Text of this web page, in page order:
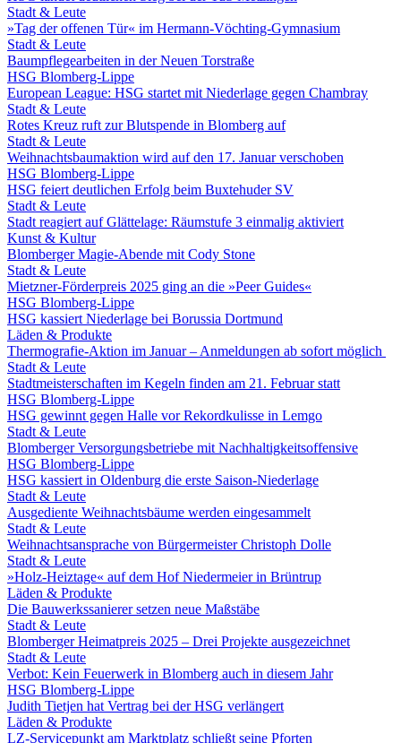
Stadt & Leute
»Tag der offenen Tür« im Hermann-Vöchting-Gymnasium
Stadt & Leute
Baumpflegearbeiten in der Neuen Torstraße
HSG Blomberg-Lippe
European League: HSG startet mit Niederlage gegen Chambray
Stadt & Leute
Rotes Kreuz ruft zur Blutspende in Blomberg auf
Stadt & Leute
Weihnachtsbaumaktion wird auf den 17. Januar verschoben
HSG Blomberg-Lippe
HSG feiert deutlichen Erfolg beim Buxtehuder SV
Stadt & Leute
Stadt reagiert auf Glättelage: Räumstufe 3 einmalig aktiviert
Kunst & Kultur
Blomberger Magie-Abende mit Cody Stone
Stadt & Leute
Mietzner-Förderpreis 2025 ging an die »Peer Guides«
HSG Blomberg-Lippe
HSG kassiert Niederlage bei Borussia Dortmund
Läden & Produkte
Thermografie-Aktion im Januar – Anmeldungen ab sofort möglich
Stadt & Leute
Stadtmeisterschaften im Kegeln finden am 21. Februar statt
HSG Blomberg-Lippe
HSG gewinnt gegen Halle vor Rekordkulisse in Lemgo
Stadt & Leute
Blomberger Versorgungsbetriebe mit Nachhaltigkeitsoffensive
HSG Blomberg-Lippe
HSG kassiert in Oldenburg die erste Saison-Niederlage
Stadt & Leute
Ausgediente Weihnachtsbäume werden eingesammelt
Stadt & Leute
Weihnachtsansprache von Bürgermeister Christoph Dolle
Stadt & Leute
»Holz-Heiztage« auf dem Hof Niedermeier in Brüntrup
Läden & Produkte
Die Bauwerkssanierer setzen neue Maßstäbe
Stadt & Leute
Blomberger Heimatpreis 2025 – Drei Projekte ausgezeichnet
Stadt & Leute
Verbot: Kein Feuerwerk in Blomberg auch in diesem Jahr
HSG Blomberg-Lippe
Judith Tietjen hat Vertrag bei der HSG verlängert
Läden & Produkte
LZ-Servicepunkt am Marktplatz schließt seine Pforten